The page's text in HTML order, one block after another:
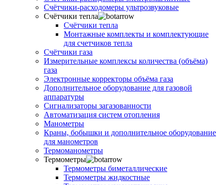
Счётчики-расходомеры ультрозвуковые
Счётчики тепла
Счётчики тепла
Монтажные комплекты и комплектующие
для счетчиков тепла
Счётчики газа
Измерительные комплексы количества (объёма)
газа
Электронные корректоры объёма газа
Дополнительное оборудование для газовой
аппаратуры
Сигнализаторы загазованности
Автоматизация систем отопления
Манометры
Краны, бобышки и дополнительное оборудование
для манометров
Термоманометры
Термометры
Термометры биметаллические
Термометры жидкостные